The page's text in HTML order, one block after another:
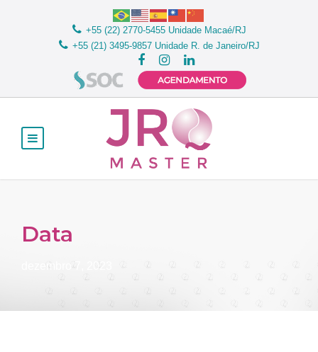
+55 (22) 2770-5455 Unidade Macaé/RJ
+55 (21) 3495-9857 Unidade R. de Janeiro/RJ
Data
dezembro 7, 2023